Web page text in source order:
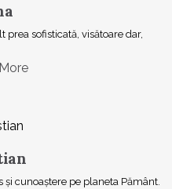
sofisticată, visătoare dar,
cunoaștere pe planeta Pământ.